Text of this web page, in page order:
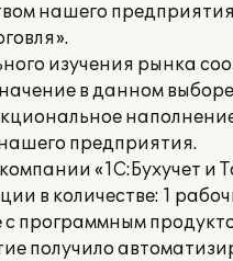
нашего
изучения рынка
в данном
предприятия.
«1С:Бухучет и
в количестве: 1
с программным
получило